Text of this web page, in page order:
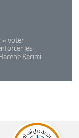
« voter
les
Kacimi